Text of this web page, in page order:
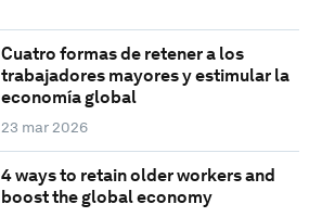
Cuatro formas de retener a los
trabajadores mayores y estimular la
economía global
23 mar 2026
4 ways to retain older workers and
boost the global economy